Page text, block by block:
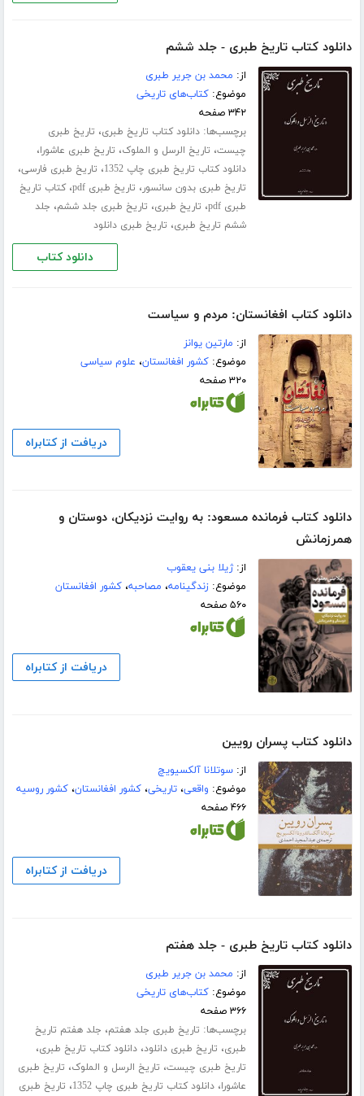
دانلود کتاب تاریخ طبری - جلد ششم
از: محمد بن جریر طبری
موضوع:کتاب‌های تاریخی
۳۴۲ صفحه
برچسب‌ها:دانلود کتاب تاریخ طبری، تاریخ طبری
چیست، تاریخ الرسل و الملوک، تاریخ طبری عاشورا،
دانلود کتاب تاریخ طبری چاپ 1352 ، تاریخ طبری فارسی،
تاریخ طبری بدون سانسور، تاریخ طبری pdf ،کتاب تاریخ
طبری pdf
، تاریخ طبری، تاریخ طبری جلد ششم، جلد
ششم تاریخ طبری، تاریخ طبری دانلود
دانلود کتاب
دانلود کتاب افغانستان: مردم و سیاست
از: مارتین یوانز
موضوع:کشور افغانستان، علوم سیاسی
۳۲۰ صفحه
دریافت از کتابراه
دانلود کتاب فرمانده مسعود: به روایت نزدیکان، دوستان و
همرزمانش
از:ژیلا بنی یعقوب
موضوع:زندگینامه، مصاحبه،کشور افغانستان
۵۶۰ صفحه
دریافت از کتابراه
دانلود کتاب پسران رویین
از:سوتلانا آلکسیویچ
موضوع: واقعی،تاریخی،کشور افغانستان،کشور روسیه
۴۶۶ صفحه
دریافت از کتابراه
دانلود کتاب تاریخ طبری - جلد هفتم
از: محمد بن جریر طبری
موضوع:کتاب‌های تاریخی
۳۶۶ صفحه
برچسب‌ها: تاریخ طبری جلد هفتم، جلد هفتم تاریخ
طبری، تاریخ طبری دانلود،دانلود کتاب تاریخ طبری،
تاریخ طبری چیست، تاریخ الرسل و الملوک، تاریخ طبری
عاشورا،دانلود کتاب تاریخ طبری چاپ 1352 ، تاریخ طبری